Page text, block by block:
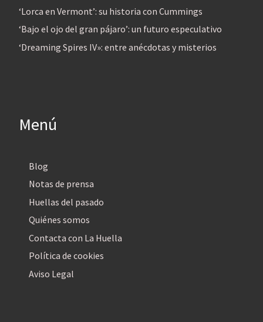
‘Lorca en Vermont’: su historia con Cummings
‘Bajo el ojo del gran pájaro’: un futuro especulativo
‘Dreaming Spires IV»: entre anécdotas y misterios
Menú
Blog
Notas de prensa
Huellas del pasado
Quiénes somos
Contacta con La Huella
Política de cookies
Aviso Legal